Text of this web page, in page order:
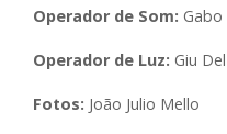
Operador de Som: Gabo
Operador de Luz: Giu
Fotos: João Julio Mello